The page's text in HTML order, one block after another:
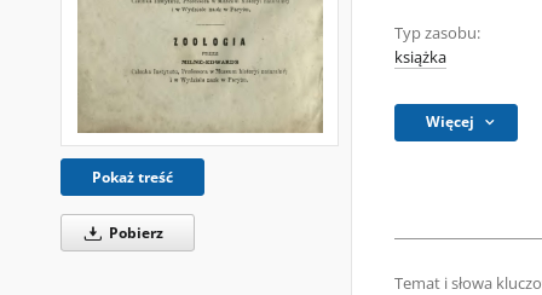
Pokaż treść
Pobierz
Typ zasobu:
książka
Więcej
Temat i słowa